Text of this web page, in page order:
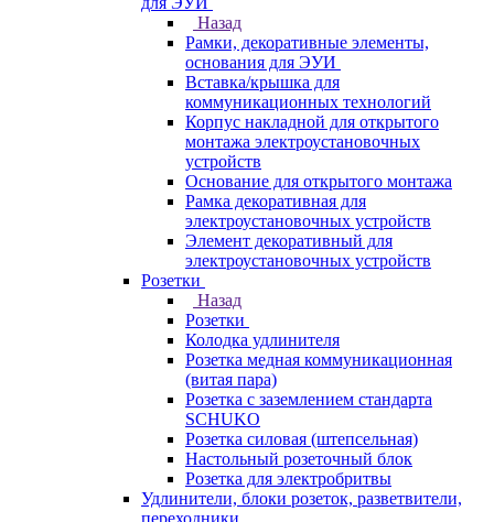
Назад
Рамки, декоративные элементы,
основания для ЭУИ
Вставка/крышка для
коммуникационных технологий
Корпус накладной для открытого
монтажа электроустановочных
устройств
Основание для открытого монтажа
Рамка декоративная для
электроустановочных устройств
Элемент декоративный для
электроустановочных устройств
Розетки
Назад
Розетки
Колодка удлинителя
Розетка медная коммуникационная
(витая пара)
Розетка с заземлением стандарта
SCHUKO
Розетка силовая (штепсельная)
Настольный розеточный блок
Розетка для электробритвы
Удлинители, блоки розеток, разветвители,
переходники